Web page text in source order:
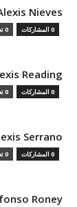
Nieves
0 المشاركات 0 تعليقات
Reading
0 المشاركات 0 تعليقات
Serrano
0 المشاركات 0 تعليقات
Roney